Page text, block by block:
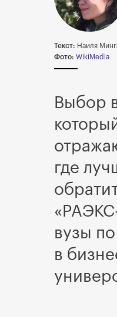
Текст: Наиля
Фото: WikiMedia
Выбор
где
вузы
в